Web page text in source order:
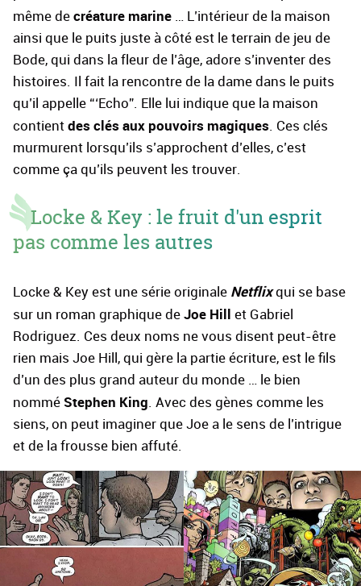
même de créature marine … L’intérieur de la maison
ainsi que le puits juste à côté est le terrain de jeu de
Bode, qui dans la fleur de l’âge, adore s’inventer des
histoires. Il fait la rencontre de la dame dans le puits
qu’il appelle “‘Echo”. Elle lui indique que la maison
contient des clés aux pouvoirs magiques . Ces clés
murmurent lorsqu’ils s’approchent d’elles, c’est
comme ça qu’ils peuvent les trouver.
Locke & Key : le fruit d'un esprit
pas comme les autres
Locke & Key est une série originale Netflixqui se base
sur un roman graphique de Joe Hill et Gabriel
Rodriguez. Ces deux noms ne vous disent peut-être
rien mais Joe Hill, qui gère la partie écriture, est le fils
d’un des plus grand auteur du monde … le bien
nommé Stephen King . Avec des gènes comme les
siens, on peut imaginer que Joe a le sens de l’intrigue
et de la frousse bien affuté.